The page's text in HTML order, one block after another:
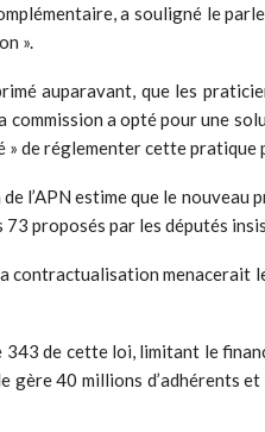
a souligné le
».
auparavant, que les
commission a opté pour une
» de réglementer cette
l’APN estime que le
73 proposés par les députés
contractualisation
343 de cette loi, limitant le
gère 40 millions d’adhérents